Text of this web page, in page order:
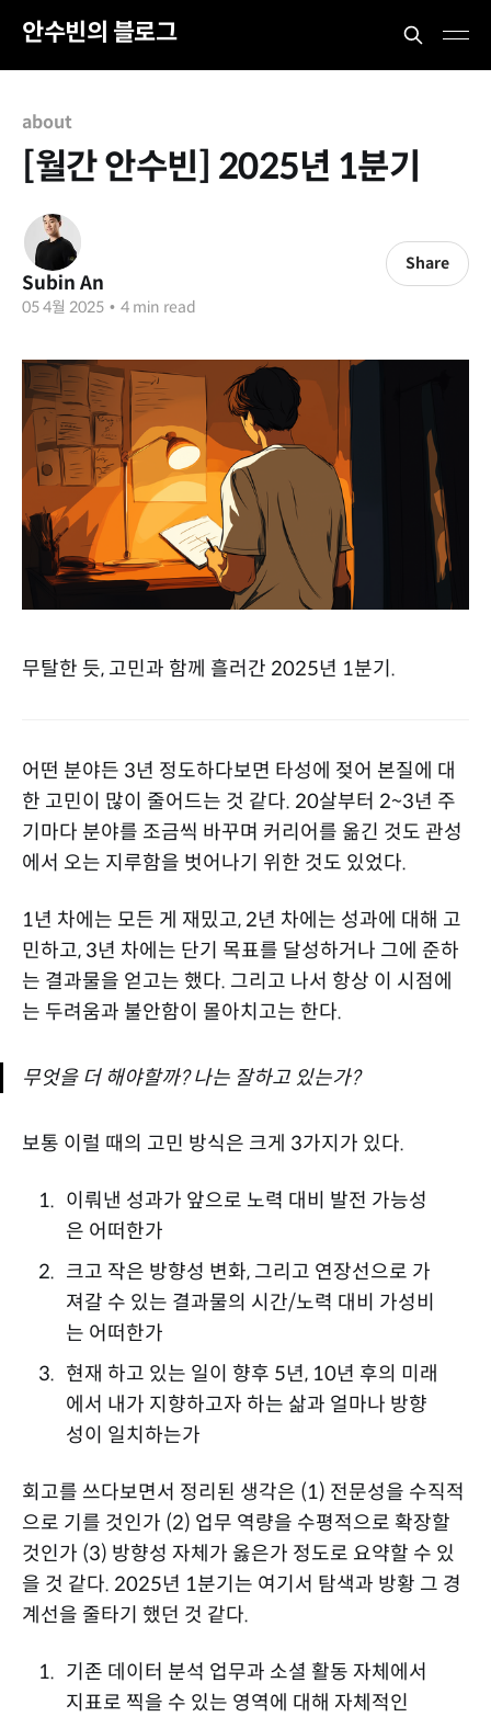
안수빈의 블로그
about
[월간 안수빈] 2025년 1분기
Subin An
05 4월 2025 • 4 min read
Share
무탈한 듯, 고민과 함께 흘러간 2025년 1분기.
어떤 분야든 3년 정도하다보면 타성에 젖어 본질에 대
한 고민이 많이 줄어드는 것 같다. 20살부터 2~3년 주
기마다 분야를 조금씩 바꾸며 커리어를 옮긴 것도 관성
에서 오는 지루함을 벗어나기 위한 것도 있었다.
1년 차에는 모든 게 재밌고, 2년 차에는 성과에 대해 고
민하고, 3년 차에는 단기 목표를 달성하거나 그에 준하
는 결과물을 얻고는 했다. 그리고 나서 항상 이 시점에
는 두려움과 불안함이 몰아치고는 한다.
무엇을 더 해야할까? 나는 잘하고 있는가?
보통 이럴 때의 고민 방식은 크게 3가지가 있다.
이뤄낸 성과가 앞으로 노력 대비 발전 가능성
은 어떠한가
크고 작은 방향성 변화, 그리고 연장선으로 가
져갈 수 있는 결과물의 시간/노력 대비 가성비
는 어떠한가
현재 하고 있는 일이 향후 5년, 10년 후의 미래
에서 내가 지향하고자 하는 삶과 얼마나 방향
성이 일치하는가
회고를 쓰다보면서 정리된 생각은 (1) 전문성을 수직적
으로 기를 것인가 (2) 업무 역량을 수평적으로 확장할
것인가 (3) 방향성 자체가 옳은가 정도로 요약할 수 있
을 것 같다. 2025년 1분기는 여기서 탐색과 방황 그 경
계선을 줄타기 했던 것 같다.
기존 데이터 분석 업무과 소셜 활동 자체에서
지표로 찍을 수 있는 영역에 대해 자체적인